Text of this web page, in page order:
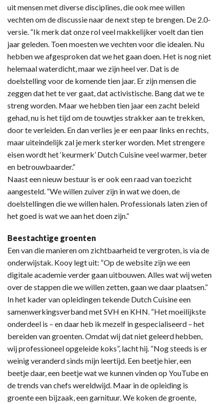
uit mensen met diverse disciplines, die ook mee willen
vechten om de discussie naar de next step te brengen. De 2.0-
versie. “Ik merk dat onze rol veel makkelijker voelt dan tien
jaar geleden. Toen moesten we vechten voor die idealen. Nu
hebben we afgesproken dat we het gaan doen. Het is nog niet
helemaal waterdicht, maar we zijn heel ver. Dat is de
doelstelling voor de komende tien jaar. Er zijn mensen die
zeggen dat het te ver gaat, dat activistische. Bang dat we te
streng worden. Maar we hebben tien jaar een zacht beleid
gehad, nu is het tijd om de touwtjes strakker aan te trekken,
door te verleiden. En dan verlies je er een paar links en rechts,
maar uiteindelijk zal je merk sterker worden. Met strengere
eisen wordt het ‘keurmerk’ Dutch Cuisine veel warmer, beter
en betrouwbaarder.”
Naast een nieuw bestuur is er ook een raad van toezicht
aangesteld. “We willen zuiver zijn in wat we doen, de
doelstellingen die we willen halen. Professionals laten zien of
het goed is wat we aan het doen zijn.”
Beestachtige groenten
Een van die manieren om zichtbaarheid te vergroten, is via de
onderwijstak. Kooy legt uit: “Op de website zijn we een
digitale academie verder gaan uitbouwen. Alles wat wij weten
over de stappen die we willen zetten, gaan we daar plaatsen.”
In het kader van opleidingen tekende Dutch Cuisine een
samenwerkingsverband met SVH en KHN. “Het moeilijkste
onderdeel is – en daar heb ik mezelf in gespecialiseerd – het
bereiden van groenten. Omdat wij dat niet geleerd hebben,
wij professioneel opgeleide koks”, lacht hij. “Nog steeds is er
weinig veranderd sinds mijn leertijd. Een beetje hier, een
beetje daar, een beetje wat we kunnen vinden op YouTube en
de trends van chefs wereldwijd. Maar in de opleiding is
groente een bijzaak, een garnituur. We koken de groente,